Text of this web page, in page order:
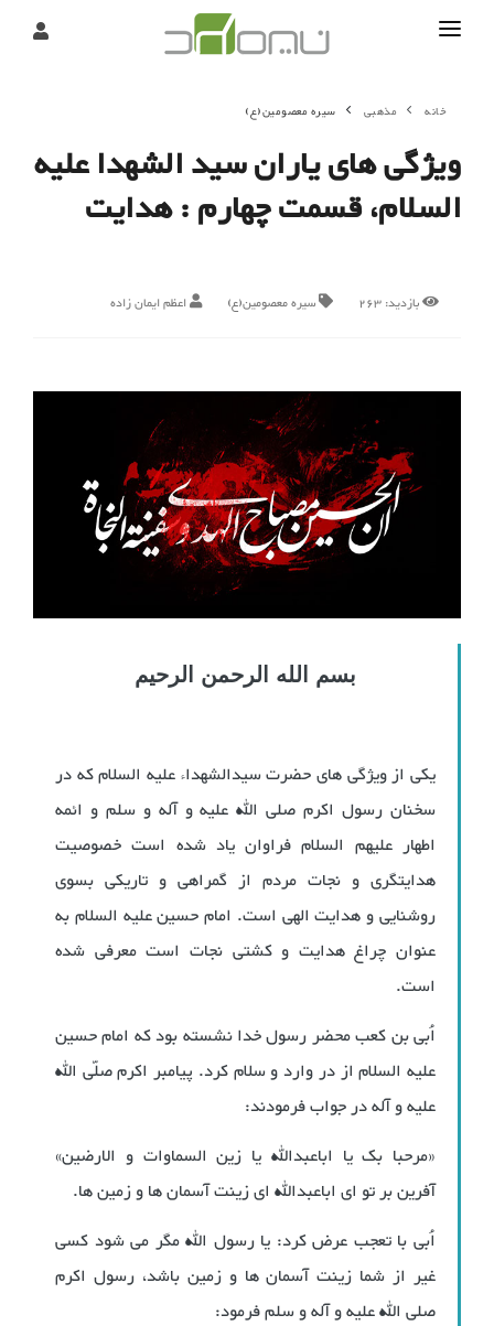
درباره
تحریریه
خانه مذهبی سیره معصومین(ع)
ویژگی های یاران سید الشهدا علیه
السلام، قسمت چهارم : هدایت
بازدید:263 سیره معصومین(ع) اعظم ایمان زاده
بسم الله الرحمن الرحیم
یکی از ویژگی های حضرت سیدالشهداء علیه السلام که در
سخنان رسول اکرم صلی الله علیه و آله و سلم و ائمه
اطهار علیهم السلام فراوان یاد شده است خصوصیت
هدایتگری و نجات مردم از گمراهی و تاریکی بسوی
روشنایی و هدایت الهی است. امام حسین علیه السلام به
عنوان چراغ هدایت و کشتی نجات است معرفی شده
است.
اُبی بن کعب محضر رسول خدا نشسته بود که امام حسین
علیه السلام از در وارد و سلام کرد. پیامبر اکرم صلّی الله
علیه و آله در جواب فرمودند:
«مرحبا بک یا اباعبدالله یا زین السماوات و الارضین»
آفرین بر تو ای اباعبدالله ای زینت آسمان ها و زمین ها.
اُبی با تعجب عرض کرد: یا رسول الله مگر می شود کسی
غیر از شما زینت آسمان ها و زمین باشد، رسول اکرم
صلی الله علیه و آله و سلم فرمود: